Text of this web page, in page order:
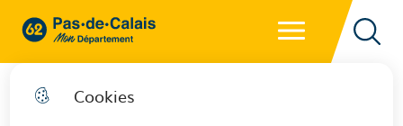
Cookies
62 - Pas-de-Calais Mon Département - Retour à l'accueil